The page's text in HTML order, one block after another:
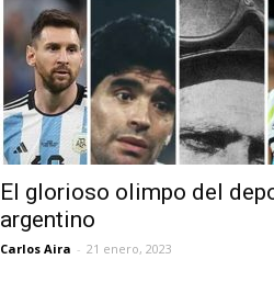
El glorioso olimpo del
argentino
Carlos Aira - 21 enero, 2023